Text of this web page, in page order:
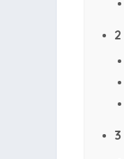
2
3